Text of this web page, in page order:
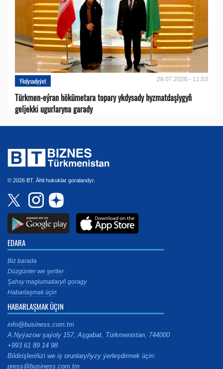
Ykdysadyýet 28.07.2026 - 11:53
Türkmen-eýran hökümetara topary ykdysady hyzmatdaşlygyň
geljekki ugurlaryna garady
© 2026 BT. Ähli hukuklar goralandyr.
EDARA
Biz barada
Düzgünler we şertler
Şahsy maglumatlaryň goragy
Habarlaşmak üçin
HABARLAŞMAK ÜÇIN
info@business.com.tm
A.Nyýazow şaýoly 157, Aşgabat, Türkmenistan, 744000
+993 61 89 14 98
Bildirişleriňizi we iş orunlaryňyzy ýerleşdirmek üçin:
press@business.com.tm